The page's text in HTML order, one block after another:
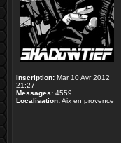
Inscription: Mar 10 Avr 2012
21:27
Messages: 4559
Localisation:Aix en provence